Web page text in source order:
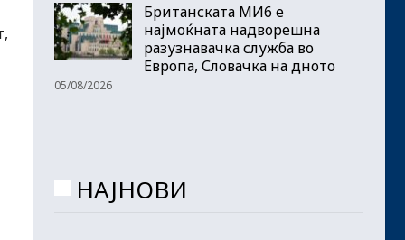
Британската МИ6 е
најмоќната надворешна
разузнавачка служба во
Европа, Словачка на дното
05/08/2026
НАЈНОВИ